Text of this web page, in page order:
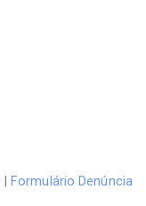
|Formulário Denúncia